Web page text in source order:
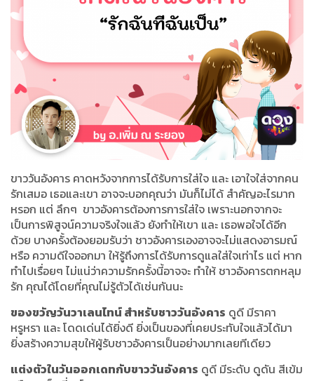
ขาววันอังคาร คาดหวังจากการได้รับการใส่ใจ และ เอาใจใส่จากคน
รักเสมอ เธอและเขา อาจจะบอกคุณว่า มันก็ไม่ได้ สำคัญอะไรมาก
หรอก แต่ ลึกๆ ขาวอังคารต้องการการใส่ใจ เพราะนอกจากจะ
เป็นการพิสูจน์ความจริงใจแล้ว ยังทำให้เขา และ เธอพอใจได้อีก
ด้วย บางครั้งต้องยอมรับว่า ชาวอังคารเองอาจจะไม่แสดงอารมณ์
หรือ ความดีใจออกมา ให้รู้ถึงการได้รับการดูแลใส่ใจเท่าไร แต่ หาก
ทำไปเรื่อยๆ ไม่แน่ว่าความรักครั้งนี้อาจจะ ทำให้ ชาวอังคารตกหลุม
รัก คุณได้โดยที่คุณไม่รู้ตัวได้เช่นกันนะ
ของขวัญวันวาเลนไทน์ สำหรับชาววันอังคาร ดูดี มีราคา
หรูหรา และ โดดเด่นได้ยิ่งดี ยิ่งเป็นของที่เคยประทับใจแล้วได้มา
ยิ่งสร้างความสุขให้ผู้รับชาวอังคารเป็นอย่างมากเลยทีเดียว
แต่งตัวในวันออกเดทกับขาววันอังคาร ดูดี มีระดับ ดูดัน สีเข้ม